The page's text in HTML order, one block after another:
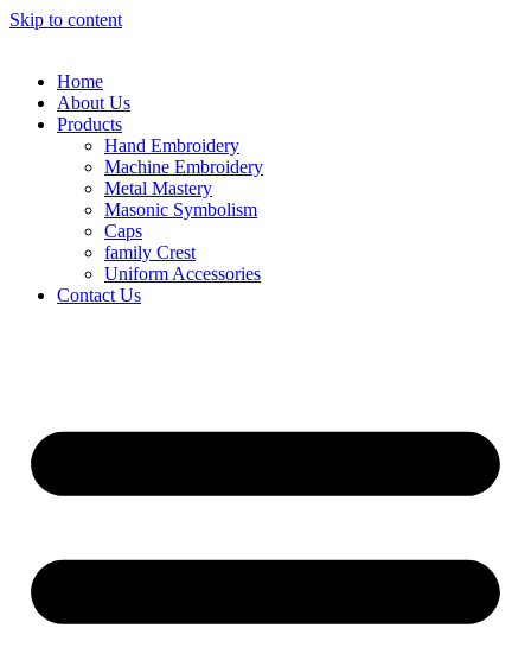
Skip to content
Home
About Us
Products
Hand Embroidery
Machine Embroidery
Metal Mastery
Masonic Symbolism
Caps
family Crest
Uniform Accessories
Contact Us